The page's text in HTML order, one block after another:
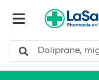
Search